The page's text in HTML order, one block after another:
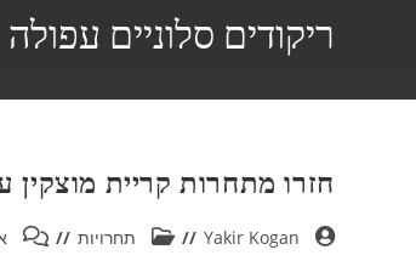
ריקודים סלוניים עפולה
חזרו מתחרות קריית
Yakir Kogan תחרויות